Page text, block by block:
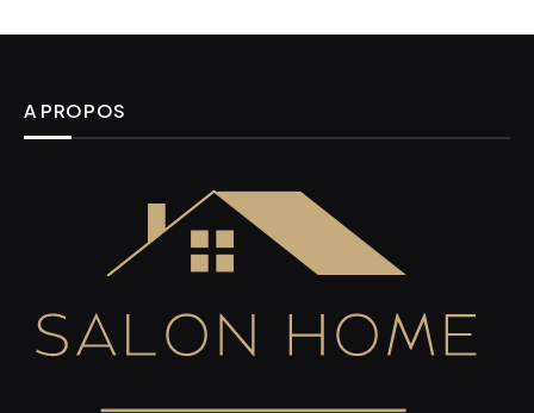
A PROPOS